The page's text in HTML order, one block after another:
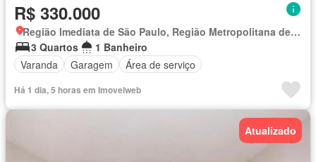
R$ 330.000
Região Imediata de São Paulo, Região Metropolitana de São Paulo
3 Quartos
1 Banheiro
Varanda
Garagem Área de serviço
Há 1 dia, 5 horas em Imovelweb
Atualizado